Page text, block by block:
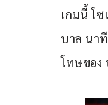
เกมนี้ โ
บาล นา
โทษของ